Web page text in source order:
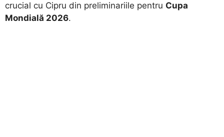
crucial cu Cipru din preliminariile pentru Cupa
Mondială 2026.